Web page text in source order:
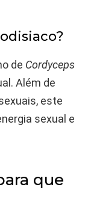
de Cordyceps
Além de
este
sexual e
que